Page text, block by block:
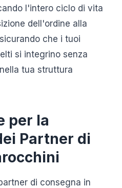
l'intero ciclo di vita
dell'ordine alla
che i tuoi
si integrino senza
tua struttura
per la
Partner di
di consegna in